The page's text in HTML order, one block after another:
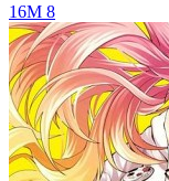
16M 8